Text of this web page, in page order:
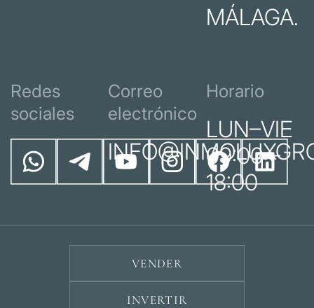
MÁLAGA.
Redes
sociales
Correo
electrónico
Horario
LUN–VIE
09:00 –
18:00
VENDER
INVERTIR